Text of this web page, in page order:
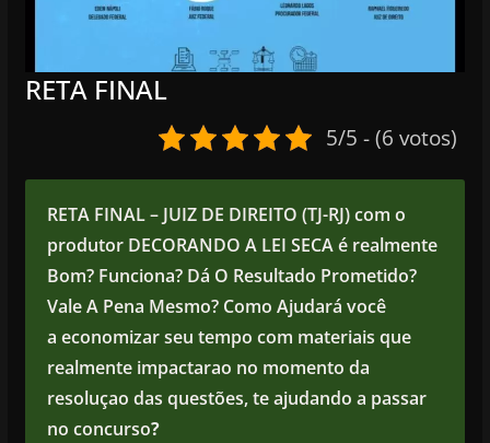
RETA FINAL
5/5 - (6 votos)
RETA FINAL – JUIZ DE DIREITO (TJ-RJ)com o
produtor DECORANDO A LEI SECAé realmente
Bom? Funciona? Dá O Resultado Prometido?
Vale A Pena Mesmo? Como Ajudará você
a economizar seu tempo com materiais que
realmente impactarao no momento da
resoluçao das questões, te ajudando a passar
no concurso?